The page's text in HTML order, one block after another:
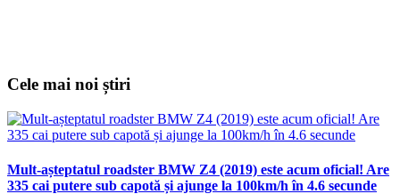
Cele mai noi știri
Mult-așteptatul roadster BMW Z4 (2019) este acum oficial! Are
335 cai putere sub capotă și ajunge la 100km/h în 4.6 secunde